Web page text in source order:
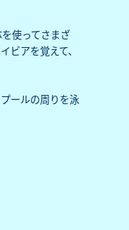
使ってさまざ
ビアを覚えて、
ールの周りを泳